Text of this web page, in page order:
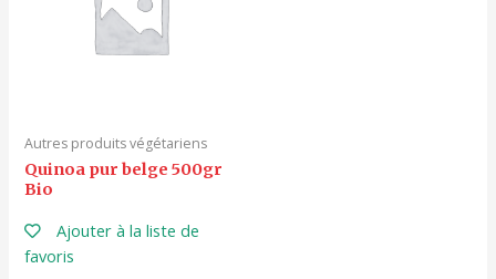
Autres produits végétariens
Quinoa pur belge 500gr
Bio
Ajouter à la liste de
favoris